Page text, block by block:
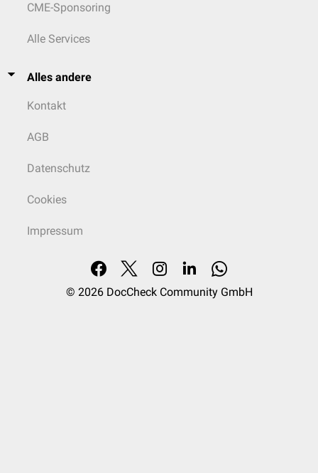
CME-Sponsoring
Alle Services
Alles andere
Kontakt
AGB
Datenschutz
Cookies
Impressum
© 2026 DocCheck Community GmbH